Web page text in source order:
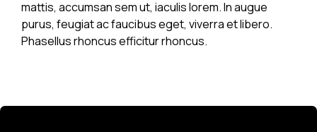
mattis, accumsan sem ut, iaculis lorem. In augue
purus, feugiat ac faucibus eget, viverra et libero.
Phasellus rhoncus efficitur rhoncus.